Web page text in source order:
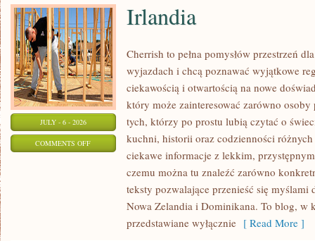
JULY - 6 - 2026
COMMENTS OFFON
Irlandia
Cherrish to pełna pomysłów przestrzeń
wyjazdach i chcą poznawać wyjątkowe
ciekawością i otwartością na nowe
który może zainteresować zarówno
tych, którzy po prostu lubią czytać o
kuchni, historii oraz codzienności
ciekawe informacje z lekkim,
czemu można tu znaleźć zarówno
teksty pozwalające przenieść się myślami
Nowa Zelandia i Dominikana. To blog, w
przedstawiane wyłącznie [ Read More ]